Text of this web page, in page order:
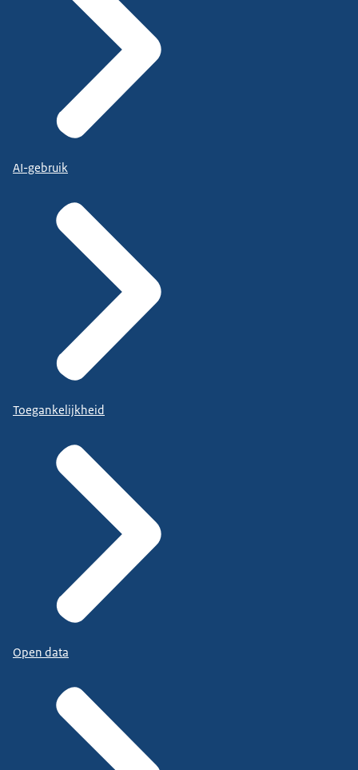
AI-gebruik
Toegankelijkheid
Open data